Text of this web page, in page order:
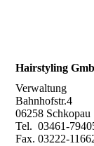
Hairstyling
Verwaltung
Bahnhofstr.4
06258 Schkopau
Tel. 03461-
Fax. 03222-